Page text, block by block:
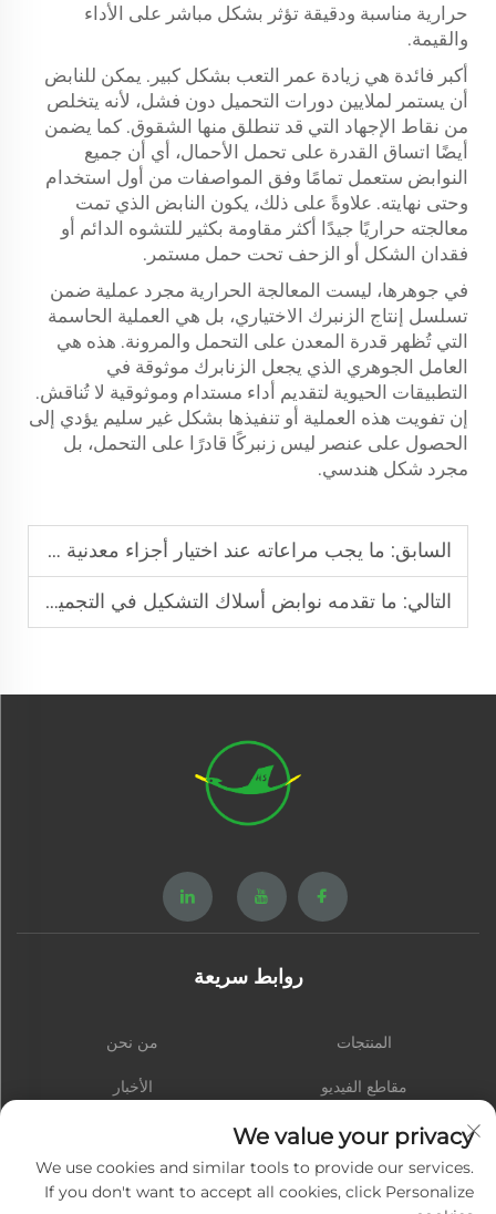
حرارية مناسبة ودقيقة تؤثر بشكل مباشر على الأداء
والقيمة.
أكبر فائدة هي زيادة عمر التعب بشكل كبير. يمكن للنابض
أن يستمر لملايين دورات التحميل دون فشل، لأنه يتخلص
من نقاط الإجهاد التي قد تنطلق منها الشقوق. كما يضمن
أيضًا اتساق القدرة على تحمل الأحمال، أي أن جميع
النوابض ستعمل تمامًا وفق المواصفات من أول استخدام
وحتى نهايته. علاوةً على ذلك، يكون النابض الذي تمت
معالجته حراريًا جيدًا أكثر مقاومة بكثير للتشوه الدائم أو
فقدان الشكل أو الزحف تحت حمل مستمر.
في جوهرها، ليست المعالجة الحرارية مجرد عملية ضمن
تسلسل إنتاج الزنبرك الاختياري، بل هي العملية الحاسمة
التي تُظهر قدرة المعدن على التحمل والمرونة. هذه هي
العامل الجوهري الذي يجعل الزنابرك موثوقة في
التطبيقات الحيوية لتقديم أداء مستدام وموثوقية لا تُناقش.
إن تفويت هذه العملية أو تنفيذها بشكل غير سليم يؤدي إلى
الحصول على عنصر ليس زنبركًا قادرًا على التحمل، بل
مجرد شكل هندسي.
السابق: ما يجب مراعاته عند اختيار أجزاء معدنية مخصصة؟
التالي: ما تقدمه نوابض أسلاك التشكيل في التجميعات المخصصة المعقدة
روابط سريعة
المنتجات من نحن
مقاطع الفيديو الأخبار
اتصل بنا
We value your privacy
We use cookies and similar tools to provide our services.
If you don't want to accept all cookies, click Personalize